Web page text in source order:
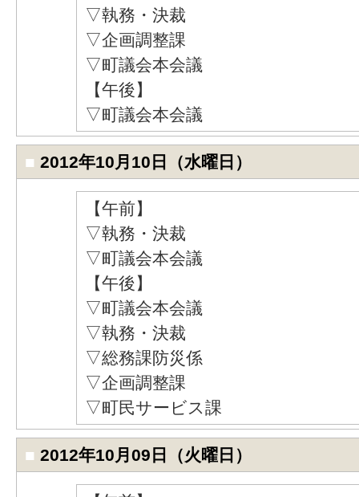
▽執務・決裁
▽企画調整課
▽町議会本会議
【午後】
▽町議会本会議
■ 2012年10月10日（水曜日）
【午前】
▽執務・決裁
▽町議会本会議
【午後】
▽町議会本会議
▽執務・決裁
▽総務課防災係
▽企画調整課
▽町民サービス課
■ 2012年10月09日（火曜日）